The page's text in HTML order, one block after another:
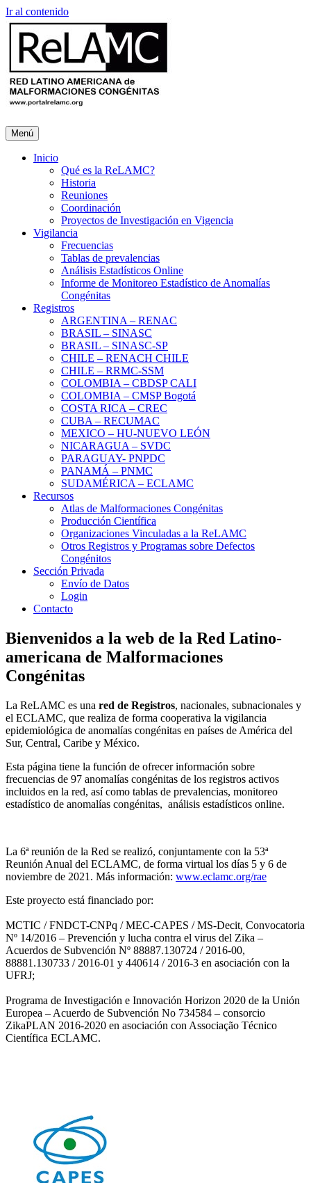
Ir al contenido
Menú
Inicio
Qué es la ReLAMC?
Historia
Reuniones
Coordinación
Proyectos de Investigación en Vigencia
Vigilancia
Frecuencias
Tablas de prevalencias
Análisis Estadísticos Online
Informe de Monitoreo Estadístico de Anomalías
Congénitas
Registros
ARGENTINA – RENAC
BRASIL – SINASC
BRASIL – SINASC-SP
CHILE – RENACH CHILE
CHILE – RRMC-SSM
COLOMBIA – CBDSP CALI
COLOMBIA – CMSP Bogotá
COSTA RICA – CREC
CUBA – RECUMAC
MEXICO – HU-NUEVO LEÓN
NICARAGUA – SVDC
PARAGUAY- PNPDC
PANAMÁ – PNMC
SUDAMÉRICA – ECLAMC
Recursos
Atlas de Malformaciones Congénitas
Producción Científica
Organizaciones Vinculadas a la ReLAMC
Otros Registros y Programas sobre Defectos
Congénitos
Sección Privada
Envío de Datos
Login
Contacto
Bienvenidos a la web de la Red Latino-
americana de Malformaciones
Congénitas
La ReLAMC es una red de Registros, nacionales, subnacionales y
el ECLAMC, que realiza de forma cooperativa la vigilancia
epidemiológica de anomalías congénitas en países de América del
Sur, Central, Caribe y México.
Esta página tiene la función de ofrecer información sobre
frecuencias de 97 anomalías congénitas de los registros activos
incluidos en la red, así como tablas de prevalencias, monitoreo
estadístico de anomalías congénitas, análisis estadísticos online.
La 6ª reunión de la Red se realizó, conjuntamente con la 53ª
Reunión Anual del ECLAMC, de forma virtual los días 5 y 6 de
noviembre de 2021. Más información: www.eclamc.org/rae
Este proyecto está financiado por:
MCTIC / FNDCT-CNPq / MEC-CAPES / MS-Decit, Convocatoria
Nº 14/2016 – Prevención y lucha contra el virus del Zika –
Acuerdos de Subvención Nº 88887.130724 / 2016-00,
88881.130733 / 2016-01 y 440614 / 2016-3 en asociación con la
UFRJ;
Programa de Investigación e Innovación Horizon 2020 de la Unión
Europea – Acuerdo de Subvención No 734584 – consorcio
ZikaPLAN 2016-2020 en asociación con Associação Técnico
Científica ECLAMC.